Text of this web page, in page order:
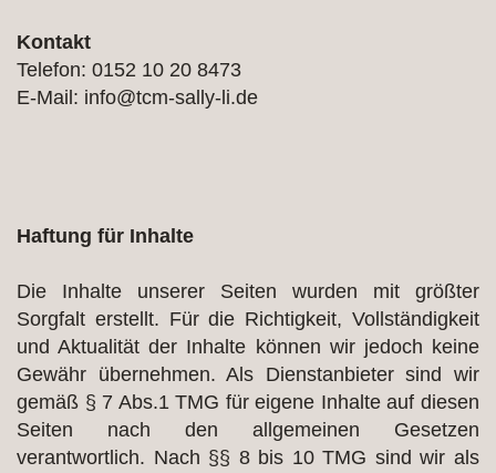
Kontakt
Telefon: 0152 10 20 8473
E-Mail: info@tcm-sally-li.de
Haftung für Inhalte
Die Inhalte unserer Seiten wurden mit größter
Sorgfalt erstellt. Für die Richtigkeit, Vollständigkeit
und Aktualität der Inhalte können wir jedoch keine
Gewähr übernehmen. Als Dienstanbieter sind wir
gemäß § 7 Abs.1 TMG für eigene Inhalte auf diesen
Seiten nach den allgemeinen Gesetzen
verantwortlich. Nach §§ 8 bis 10 TMG sind wir als